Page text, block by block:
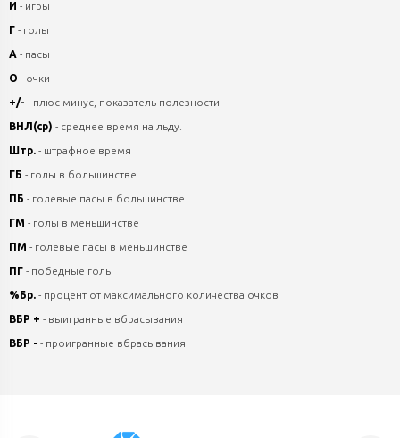
И - игры
Г - голы
А - пасы
О - очки
+/- - плюс-минус, показатель полезности
ВНЛ(ср) - среднее время на льду.
Штр. - штрафное время
ГБ - голы в большинстве
ПБ - голевые пасы в большинстве
ГМ - голы в меньшинстве
ПМ - голевые пасы в меньшинстве
ПГ - победные голы
%Бр. - процент от максимального количества очков
ВБР + - выигранные вбрасывания
ВБР - - проигранные вбрасывания